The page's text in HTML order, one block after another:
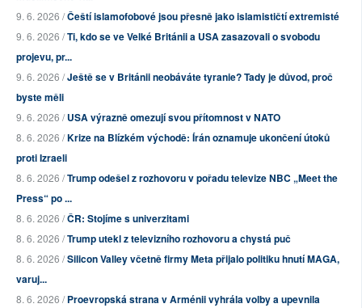
9. 6. 2026 /Čeští islamofobové jsou přesně jako islamističtí extremisté
9. 6. 2026 /Ti, kdo se ve Velké Británii a USA zasazovali o svobodu
projevu, pr...
9. 6. 2026 /Ještě se v Británii neobáváte tyranie? Tady je důvod, proč
byste měli
9. 6. 2026 /USA výrazně omezují svou přítomnost v NATO
8. 6. 2026 /Krize na Blízkém východě: Írán oznamuje ukončení útoků
proti Izraeli
8. 6. 2026 /Trump odešel z rozhovoru v pořadu televize NBC „Meet the
Press“ po ...
8. 6. 2026 /ČR: Stojíme s univerzitami
8. 6. 2026 /Trump utekl z televizního rozhovoru a chystá puč
8. 6. 2026 /Silicon Valley včetně firmy Meta přijalo politiku hnutí MAGA,
varuj...
8. 6. 2026 /Proevropská strana v Arménii vyhrála volby a upevnila